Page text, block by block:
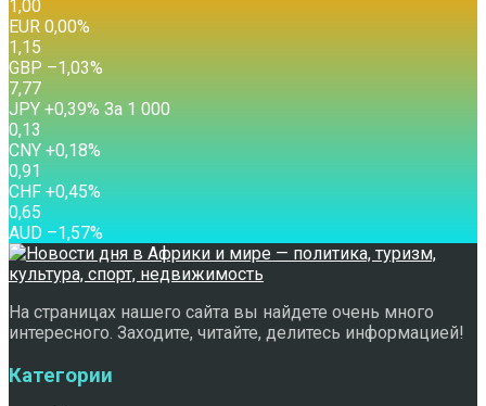
1,00
EUR 0,00%
1,15
GBP –1,03%
7,77
JPY +0,39% За 1 000
0,13
CNY +0,18%
0,91
CHF +0,45%
0,65
AUD –1,57%
На страницах нашего сайта вы найдете очень много
интересного. Заходите, читайте, делитесь информацией!
Категории